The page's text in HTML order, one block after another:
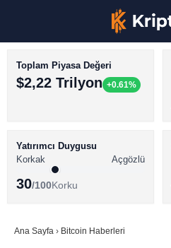
BİTCOİN HABERLERİ
ALTCOİN HABERLERİ
SÖZLÜK
Toplam Piyasa Değeri
$2,22 Trilyon +0.61%
Yatırımcı Duygusu
Korkak
Açgözlü
30/100Korku
Ana Sayfa › Bitcoin Haberleri